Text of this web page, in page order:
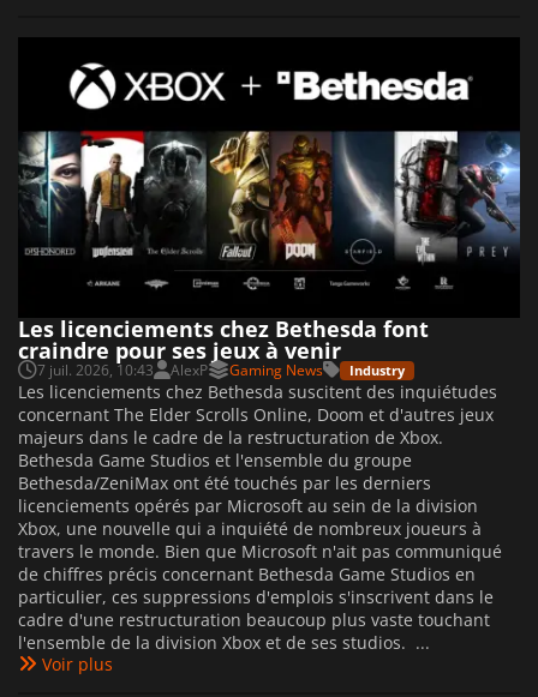
Les licenciements chez Bethesda font
craindre pour ses jeux à venir
7 juil. 2026, 10:43 AlexP Gaming News Industry
Les licenciements chez Bethesda suscitent des inquiétudes
concernant The Elder Scrolls Online, Doom et d'autres jeux
majeurs dans le cadre de la restructuration de Xbox.
Bethesda Game Studios et l'ensemble du groupe
Bethesda/ZeniMax ont été touchés par les derniers
licenciements opérés par Microsoft au sein de la division
Xbox, une nouvelle qui a inquiété de nombreux joueurs à
travers le monde. Bien que Microsoft n'ait pas communiqué
de chiffres précis concernant Bethesda Game Studios en
particulier, ces suppressions d'emplois s'inscrivent dans le
cadre d'une restructuration beaucoup plus vaste touchant
l'ensemble de la division Xbox et de ses studios. ...
Voir plus